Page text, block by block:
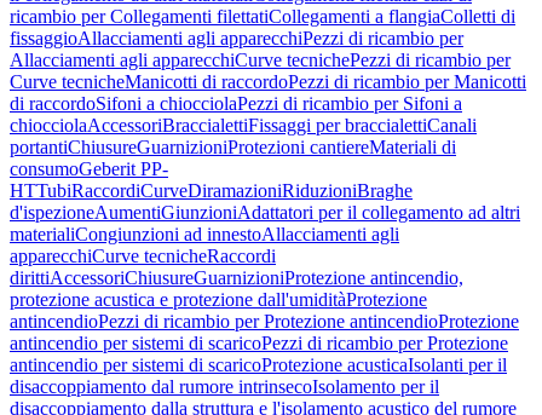
ricambio per Collegamenti filettatiCollegamenti a flangiaColletti di
fissaggioAllacciamenti agli apparecchiPezzi di ricambio per
Allacciamenti agli apparecchiCurve tecnichePezzi di ricambio per
Curve tecnicheManicotti di raccordoPezzi di ricambio per Manicotti
di raccordoSifoni a chiocciolaPezzi di ricambio per Sifoni a
chiocciolaAccessoriBraccialettiFissaggi per braccialettiCanali
portantiChiusureGuarnizioniProtezioni cantiereMateriali di
consumoGeberit PP-
HTTubiRaccordiCurveDiramazioniRiduzioniBraghe
d'ispezioneAumentiGiunzioniAdattatori per il collegamento ad altri
materialiCongiunzioni ad innestoAllacciamenti agli
apparecchiCurve tecnicheRaccordi
dirittiAccessoriChiusureGuarnizioniProtezione antincendio,
protezione acustica e protezione dall'umiditàProtezione
antincendioPezzi di ricambio per Protezione antincendioProtezione
antincendio per sistemi di scaricoPezzi di ricambio per Protezione
antincendio per sistemi di scaricoProtezione acusticaIsolanti per il
disaccoppiamento dal rumore intrinsecoIsolamento per il
disaccoppiamento dalla struttura e l'isolamento acustico del rumore